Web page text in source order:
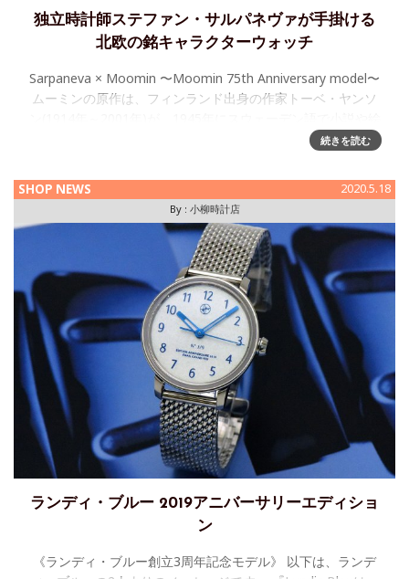
独立時計師ステファン・サルパネヴァが手掛ける
北欧の銘キャラクターウォッチ
Sarpaneva × Moomin 〜Moomin 75th Anniversary model〜
ムーミンの原作は、フィンランド出身の作家トーベ・ヤンソ
続きを読む
SHOP NEWS 2020.5.18
By : 小柳時計店
ランディ・ブルー 2019アニバーサリーエディショ
ン
《ランディ・ブルー創立3周年記念モデル》 以下は、ランデ